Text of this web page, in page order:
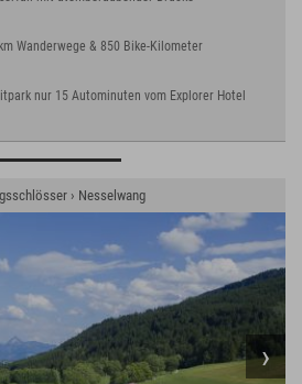
Wanderwege & 850 Bike-Kilometer
nur 15 Autominuten vom Explorer Hotel
› Nesselwang